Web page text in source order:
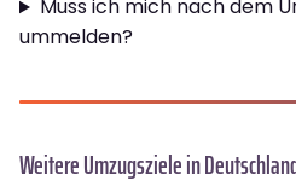
Muss ich mich nach dem
ummelden?
Weitere Umzugsziele in